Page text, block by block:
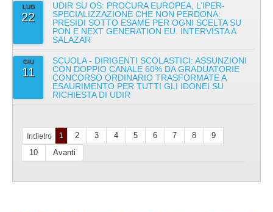
LUG
22
UDIR SU OS: PROCURA EUROPEA, L’IPER-
SPECIALIZZAZIONE CHE NON PERDONA:
PRESIDI SOTTO ESAME PER OGNI SCELTA SU
PON E NEXT GENERATION EU. INTERVISTA A
SALAZAR
GIU
11
SCUOLA - DIRIGENTI SCOLASTICI: ASSUNZIONI
CON DOPPIO CANALE 60% DA GRADUATORIE
CONCORSO ORDINARIO TRASFORMATE A
ESAURIMENTO PER TUTTI GLI IDONEI SU
RICHIESTA DI UDIR
Indietro 1 2 3 4 5 6 7 8
9
10
Avanti